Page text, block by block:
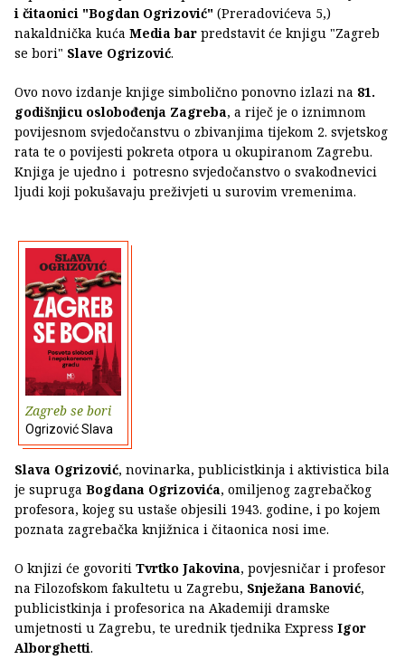
i čitaonici "Bogdan Ogrizović" (Preradovićeva 5,)
nakaldnička kuća Media bar predstavit će knjigu "Zagreb
se bori" Slave Ogrizović.
Ovo novo izdanje knjige simbolično ponovno izlazi na 81.
godišnjicu oslobođenja Zagreba, a riječ je o iznimnom
povijesnom svjedočanstvu o zbivanjima tijekom 2. svjetskog
rata te o povijesti pokreta otpora u okupiranom Zagrebu.
Knjiga je ujedno i potresno svjedočanstvo o svakodnevici
ljudi koji pokušavaju preživjeti u surovim vremenima.
Zagreb se bori
Ogrizović Slava
Slava Ogrizović, novinarka, publicistkinja i aktivistica bila
je supruga Bogdana Ogrizovića, omiljenog zagrebačkog
profesora, kojeg su ustaše objesili 1943. godine, i po kojem
poznata zagrebačka knjižnica i čitaonica nosi ime.
O knjizi će govoriti Tvrtko Jakovina, povjesničar i profesor
na Filozofskom fakultetu u Zagrebu, Snježana Banović,
publicistkinja i profesorica na Akademiji dramske
umjetnosti u Zagrebu, te urednik tjednika Express Igor
Alborghetti.